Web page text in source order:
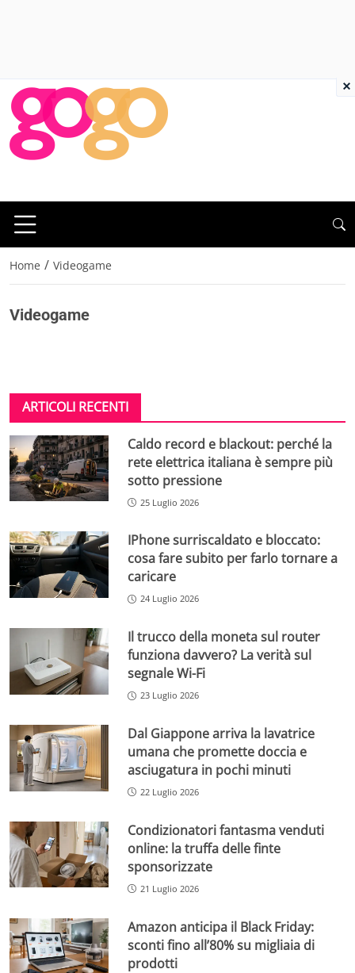
Home / Videogame
Videogame
ARTICOLI RECENTI
Caldo record e blackout: perché la
rete elettrica italiana è sempre più
sotto pressione
25 Luglio 2026
IPhone surriscaldato e bloccato:
cosa fare subito per farlo tornare a
caricare
24 Luglio 2026
Il trucco della moneta sul router
funziona davvero? La verità sul
segnale Wi-Fi
23 Luglio 2026
Dal Giappone arriva la lavatrice
umana che promette doccia e
asciugatura in pochi minuti
22 Luglio 2026
Condizionatori fantasma venduti
online: la truffa delle finte
sponsorizzate
21 Luglio 2026
Amazon anticipa il Black Friday:
sconti fino all’80% su migliaia di
prodotti
×